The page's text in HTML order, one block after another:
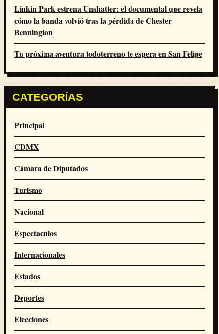
Linkin Park estrena Unshatter: el documental que revela
cómo la banda volvió tras la pérdida de Chester
Bennington
Tu próxima aventura todoterreno te espera en San Felipe
CATEGORÍAS
Principal
CDMX
Cámara de Diputados
Turismo
Nacional
Espectaculos
Internacionales
Estados
Deportes
Elecciones